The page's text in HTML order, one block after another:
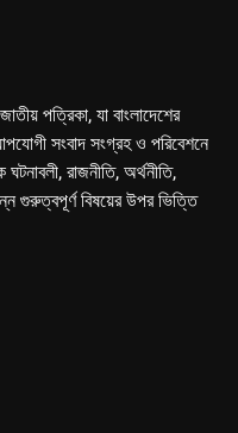
পত্রিকা, যা বাংলাদেশের
সংবাদ সংগ্রহ ও পরিবেশনে
রাজনীতি, অর্থনীতি,
গুরুত্বপূর্ণ বিষয়ের উপর ভিত্তি